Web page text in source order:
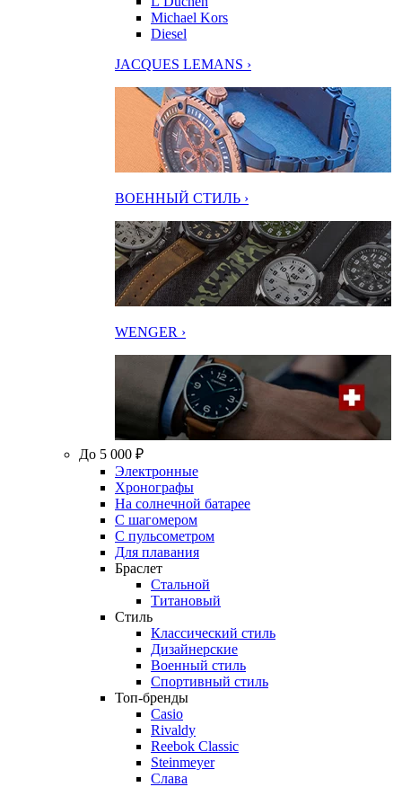
Michael Kors
Diesel
JACQUES LEMANS ›
ВОЕННЫЙ СТИЛЬ ›
WENGER ›
До 5 000 ₽
Электронные
Хронографы
На солнечной батарее
С шагомером
С пульсометром
Для плавания
Браслет
Стальной
Титановый
Стиль
Классический стиль
Дизайнерские
Военный стиль
Спортивный стиль
Топ-бренды
Casio
Rivaldy
Reebok Classic
Steinmeyer
Слава